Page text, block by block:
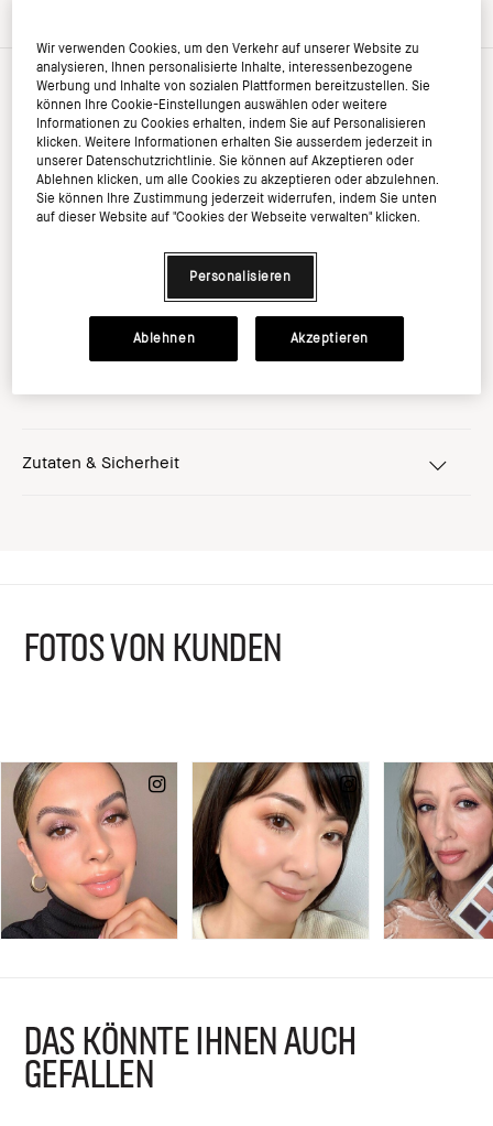
Ausverkauft
Werde Mitglied im Bobbi Brown Club und sichern
Sie sich 20% auf Ihren ersten Einkauf*
Zutaten & Sicherheit
FOTOS VON KUNDEN
DAS KÖNNTE IHNEN AUCH
GEFALLEN
Wir verwenden Cookies, um den Verkehr auf unserer Website zu
analysieren, Ihnen personalisierte Inhalte, interessenbezogene
Werbung und Inhalte von sozialen Plattformen bereitzustellen. Sie
können Ihre Cookie-Einstellungen auswählen oder weitere
Informationen zu Cookies erhalten, indem Sie auf Personalisieren
klicken. Weitere Informationen erhalten Sie ausserdem jederzeit in
unserer Datenschutzrichtlinie. Sie können auf Akzeptieren oder
Ablehnen klicken, um alle Cookies zu akzeptieren oder abzulehnen.
Sie können Ihre Zustimmung jederzeit widerrufen, indem Sie unten
auf dieser Website auf "Cookies der Webseite verwalten" klicken.
Personalisieren
Ablehnen Akzeptieren